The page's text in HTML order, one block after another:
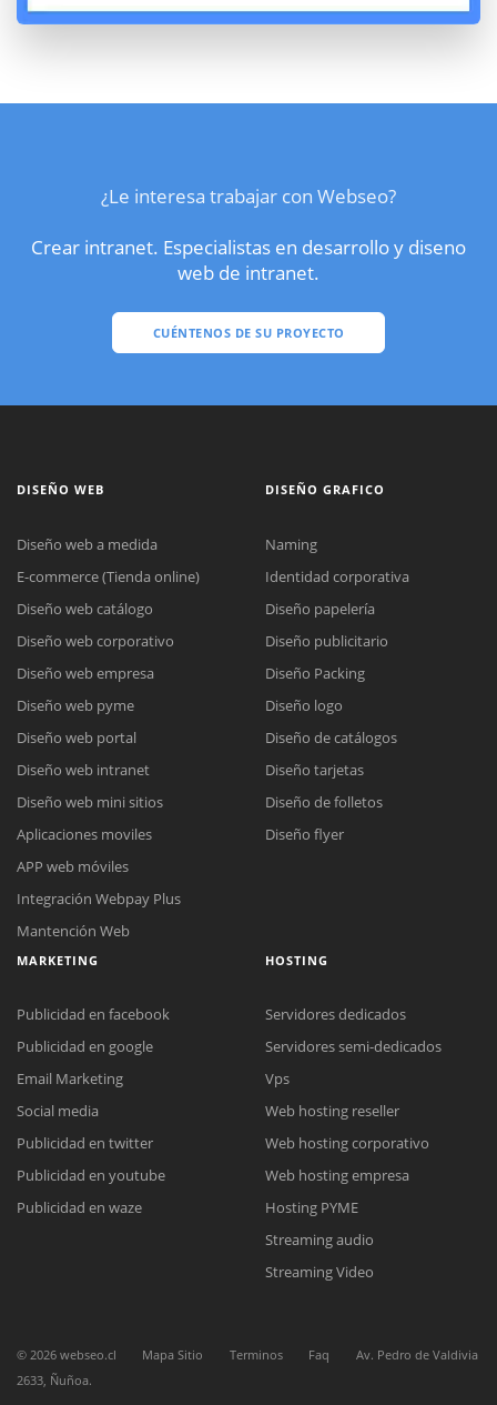
¿Le interesa trabajar con Webseo?
Crear intranet. Especialistas en desarrollo y diseno
web de intranet.
CUÉNTENOS DE SU PROYECTO
Reunión online
Nuestros ejecutivos le enviarán un correo electrónico con el enlace a
Meet para la reunión online.
Cotización
Todos nuestros ejecutivos están fuera de línea. Complete el formulario
DISEÑO WEB
Diseño web a medida
E-commerce (Tienda online)
Diseño web catálogo
Diseño web corporativo
Diseño web empresa
Diseño web pyme
Diseño web portal
Diseño web intranet
Diseño web mini sitios
Aplicaciones moviles
APP web móviles
Integración Webpay Plus
Mantención Web
DISEÑO GRAFICO
Naming
Identidad corporativa
Diseño papelería
Diseño publicitario
Diseño Packing
Diseño logo
Diseño de catálogos
Diseño tarjetas
Diseño de folletos
Diseño flyer
MARKETING
Publicidad en facebook
Publicidad en google
Email Marketing
Social media
Publicidad en twitter
Publicidad en youtube
Publicidad en waze
HOSTING
Servidores dedicados
Servidores semi-dedicados
Vps
Web hosting reseller
Web hosting corporativo
Web hosting empresa
Hosting PYME
Streaming audio
Streaming Video
© 2026 webseo.cl Mapa Sitio Terminos Faq
Av. Pedro de Valdivia
2633, Ñuñoa.